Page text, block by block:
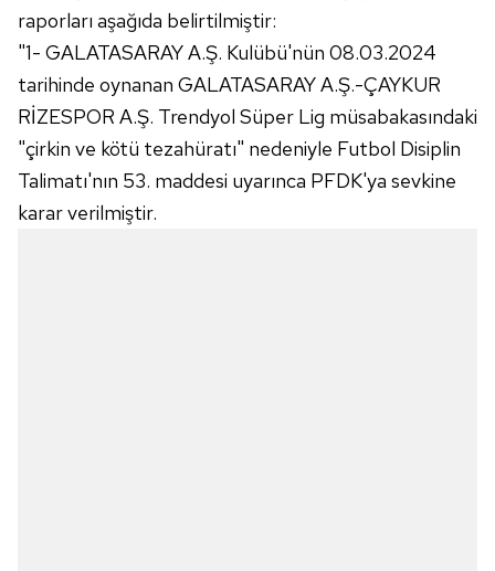
raporları aşağıda belirtilmiştir:
"1- GALATASARAY A.Ş. Kulübü'nün 08.03.2024
tarihinde oynanan GALATASARAY A.Ş.-ÇAYKUR
RİZESPOR A.Ş. Trendyol Süper Lig müsabakasındaki
"çirkin ve kötü tezahüratı" nedeniyle Futbol Disiplin
Talimatı'nın 53. maddesi uyarınca PFDK'ya sevkine
karar verilmiştir.